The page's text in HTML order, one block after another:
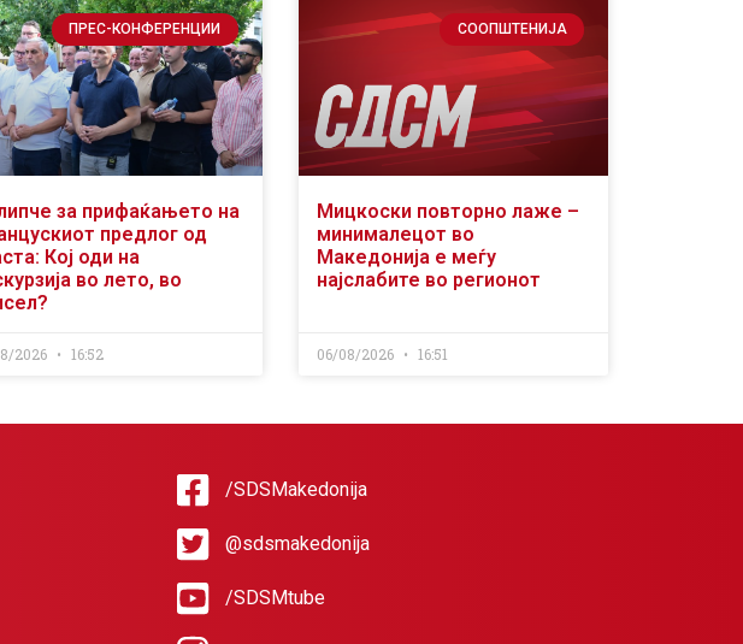
ПРЕС-КОНФЕРЕНЦИИ
за прифаќањето на
предлог од
Кој оди на
во лето, во
2026 16:52
СООПШТЕНИЈА
Мицкоски повторно лаже –
минималецот во
Македонија е меѓу
најслабите во регионот
06/08/2026 16:51
/SDSMakedonija
@sdsmakedonija
/SDSMtube